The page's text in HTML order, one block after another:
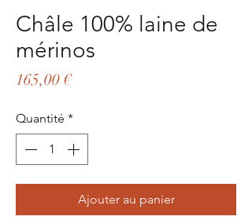
Châle 100% laine de
mérinos
165,00 €Prix
Quantité *
Ajouter au panier